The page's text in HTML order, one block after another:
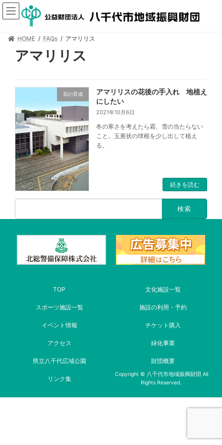
HOME FAQs アマリリス
アマリリス
花の育成
アマリリスの花後の手入れ 地植え
にしたい
2021年10月6日
冬の寒さを考えたら霜、雪の当たらない
こと。玉葱状の球根を少し出して植え
る。
続きを読む
TOP 文化施設一覧
スポーツ施設一覧 施設の利用・予約
イベント情報 チケット購入
アクセス 緑化事業
県立八千代広域公園 財団概要
リンク集
Copyright © 八千代市地域振興財団 All
Rights Reserved.